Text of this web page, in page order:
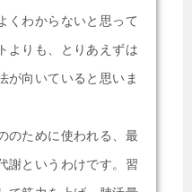
くわからないと思って
よりも、とりあえずは
が向いていると思いま
のために使われる、最
謝というわけです。習